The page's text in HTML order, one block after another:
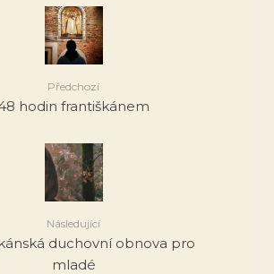
Předchozí
hodin františkánem
Následující
duchovní obnova pro
mladé